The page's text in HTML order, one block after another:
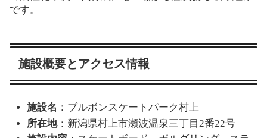
です。
施設概要とアクセス情報
施設名 ：ブルボンスケートパーク村上
所在地：新潟県村上市瀬波温泉三丁目2番22号